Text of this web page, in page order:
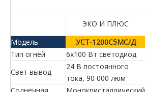
ЭКО И ПЛЮС
Модель
УСТ-1200С5МС/Д
Тип огней
6x100 Вт светодиод
Свет вывод
24 В постоянного
тока, 90 000 люм